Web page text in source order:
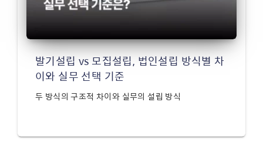
발기설립 vs 모집설립, 법인설립 방식별 차
이와 실무 선택 기준
두 방식의 구조적 차이와 실무의 설립 방식